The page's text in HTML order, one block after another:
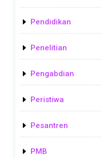
Pendidikan
Penelitian
Pengabdian
Peristiwa
Pesantren
PMB